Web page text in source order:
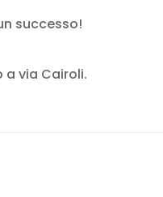
successo!
a via Cairoli.